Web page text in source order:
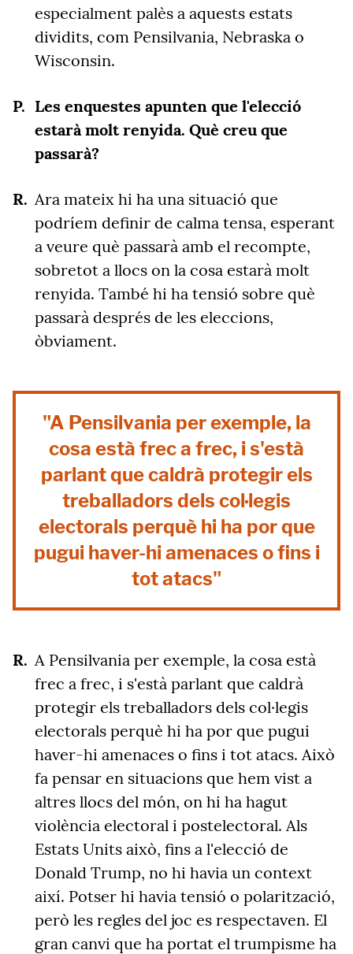
especialment palès a aquests estats
dividits, com Pensilvania, Nebraska o
Wisconsin.
Les enquestes apunten que l'elecció
estarà molt renyida. Què creu que
passarà?
Ara mateix hi ha una situació que
podríem definir de calma tensa, esperant
a veure què passarà amb el recompte,
sobretot a llocs on la cosa estarà molt
renyida. També hi ha tensió sobre què
passarà després de les eleccions,
òbviament.
"A Pensilvania per exemple, la
cosa està frec a frec, i s'està
parlant que caldrà protegir els
treballadors dels col·legis
electorals perquè hi ha por que
pugui haver-hi amenaces o fins i
tot atacs"
A Pensilvania per exemple, la cosa està
frec a frec, i s'està parlant que caldrà
protegir els treballadors dels col·legis
electorals perquè hi ha por que pugui
haver-hi amenaces o fins i tot atacs. Això
fa pensar en situacions que hem vist a
altres llocs del món, on hi ha hagut
violència electoral i postelectoral. Als
Estats Units això, fins a l'elecció de
Donald Trump, no hi havia un context
així. Potser hi havia tensió o polarització,
però les regles del joc es respectaven. El
gran canvi que ha portat el trumpisme ha